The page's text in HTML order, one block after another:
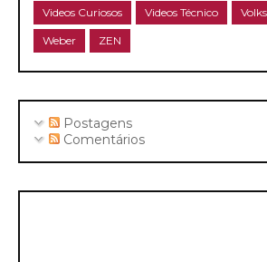
Videos Curiosos Videos Técnico
Weber ZEN
Postagens
Comentários